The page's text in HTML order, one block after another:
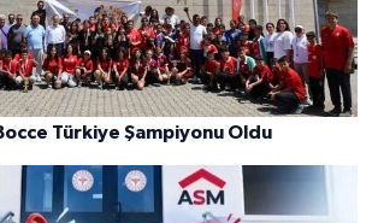
Türkiye Şampiyonu Oldu